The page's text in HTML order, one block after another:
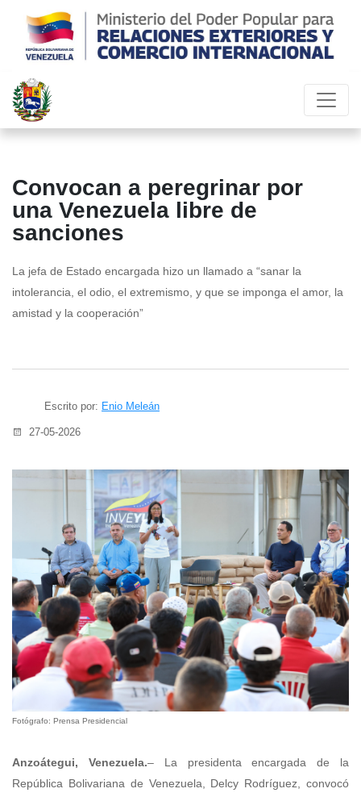
Convocan a peregrinar por
una Venezuela libre de
sanciones
La jefa de Estado encargada hizo un llamado a “sanar la
intolerancia, el odio, el extremismo, y que se imponga el amor, la
amistad y la cooperación”
Escrito por: Enio Meleán
27-05-2026
Fotógrafo: Prensa Presidencial
Anzoátegui, Venezuela.– La presidenta encargada de la
República Bolivariana de Venezuela, Delcy Rodríguez, convocó